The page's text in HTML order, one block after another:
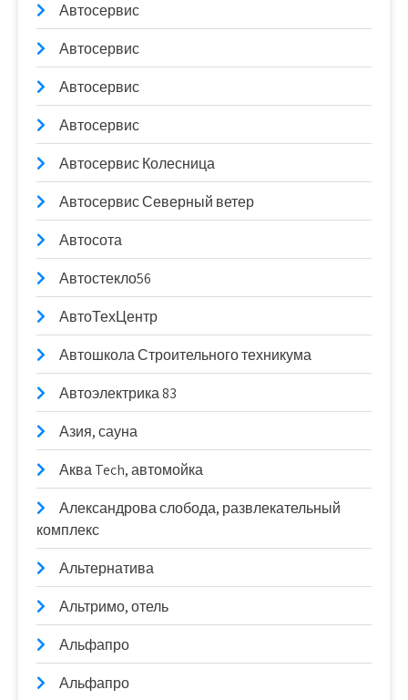
Автосервис
Автосервис
Автосервис
Автосервис
Автосервис Колесница
Автосервис Северный ветер
Автосота
Автостекло56
АвтоТехЦентр
Автошкола Строительного техникума
Автоэлектрика 83
Азия, сауна
Аква Tech, автомойка
Александрова слобода, развлекательный
комплекс
Альтернатива
Альтримо, отель
Альфапро
Альфапро